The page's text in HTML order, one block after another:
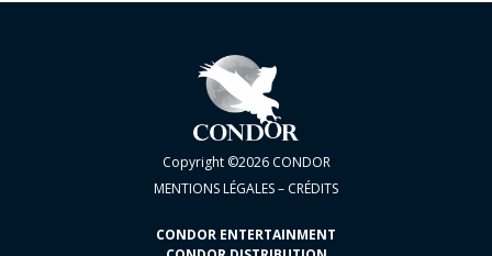
Copyright ©2026 CONDOR
MENTIONS LÉGALES – CRÉDITS
CONDOR ENTERTAINMENT